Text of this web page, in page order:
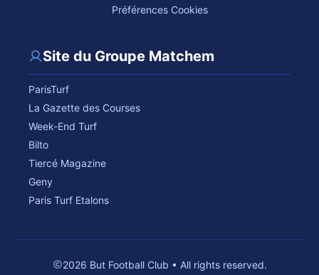
Préférences Cookies
Site du Groupe Matchem
ParisTurf
La Gazette des Courses
Week-End Turf
Bilto
Tiercé Magazine
Geny
Paris Turf Etalons
2026 But Football Club • All rights reserved.